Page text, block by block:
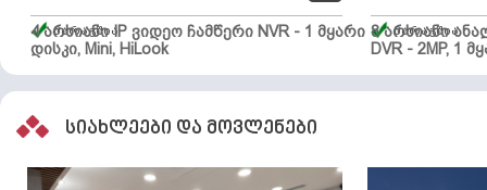
4 არხიანი IP ვიდეო ჩამწერი NVR - 1 მყარი
დისკი, Mini, HiLook
მარაგშია
8 არხიანი
DVR - 2MP, 1
მარაგშია
სიახლეები და მოვლენები